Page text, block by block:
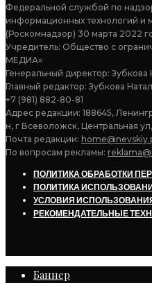
Федеральной службой по
информационных технологий и
(Роскомнадзор) 30 марта 2022
Учредитель: Общество с
МЕДИА»
Генеральный директор: Зубкова
Главный редактор: Зубкова
+7 (981) 882-80-81
Адрес редакции: 188645,
н, г Всеволожск, Центральная
Почта редакции:
По вопросам рекламы:
ПОЛИТИКА ОБРАБОТКИ
ПОЛИТИКА
УСЛОВИЯ
РЕКОМЕНДАТЕЛЬНЫЕ
Баннер